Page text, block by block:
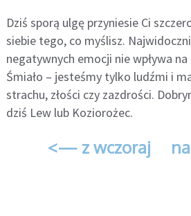
Dziś sporą ulgę przyniesie Ci
siebie tego, co myślisz.
negatywnych emocji nie wpływa
Śmiało – jesteśmy tylko ludźmi i
strachu, złości czy zazdrości.
dziś Lew lub Koziorożec.
<— z wczoraj